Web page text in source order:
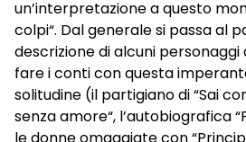
un’interpretazione a questo
colpi“. Dal generale si passa al
descrizione di alcuni personaggi
fare i conti con questa
solitudine (il partigiano di “Sai
senza amore“, l’autobiografica